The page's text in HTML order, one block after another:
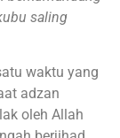
saling
waktu yang
adzan
oleh Allah